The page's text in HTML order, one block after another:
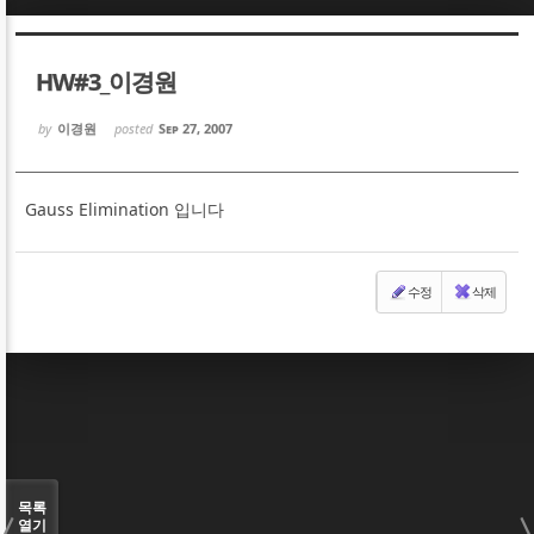
HW#3_이경원
by 이경원 posted Sep 27, 2007
Gauss Elimination 입니다
수정 삭제
목록
열기
Sketchbook5, 스케치북5
Sketchbook5, 스케치북5
Sketchbook5, 스케치북5
Sketchbook5, 스케치북5